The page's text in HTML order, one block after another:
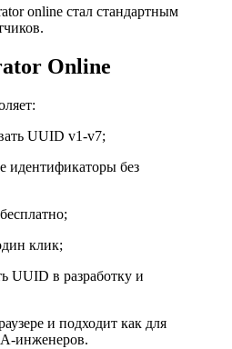
online стал стандартным
Online
UUID v1-v7;
идентификаторы без
клик;
UUID в разработку и
и подходит как для
инженеров.